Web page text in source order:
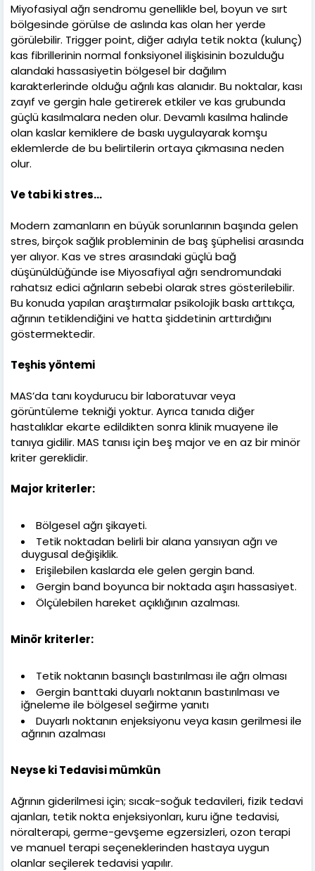
Miyofasiyal ağrı sendromu genellikle bel, boyun ve sırt
bölgesinde görülse de aslında kas olan her yerde
görülebilir. Trigger point, diğer adıyla tetik nokta (kulunç)
kas fibrillerinin normal fonksiyonel ilişkisinin bozulduğu
alandaki hassasiyetin bölgesel bir dağılım
karakterlerinde olduğu ağrılı kas alanıdır. Bu noktalar, kası
zayıf ve gergin hale getirerek etkiler ve kas grubunda
güçlü kasılmalara neden olur. Devamlı kasılma halinde
olan kaslar kemiklere de baskı uygulayarak komşu
eklemlerde de bu belirtilerin ortaya çıkmasına neden
olur.
Ve tabi ki stres…
Modern zamanların en büyük sorunlarının başında gelen
stres, birçok sağlık probleminin de baş şüphelisi arasında
yer alıyor. Kas ve stres arasındaki güçlü bağ
düşünüldüğünde ise Miyosafiyal ağrı sendromundaki
rahatsız edici ağrıların sebebi olarak stres gösterilebilir.
Bu konuda yapılan araştırmalar psikolojik baskı arttıkça,
ağrının tetiklendiğini ve hatta şiddetinin arttırdığını
göstermektedir.
Teşhis yöntemi
MAS’da tanı koydurucu bir laboratuvar veya
görüntüleme tekniği yoktur. Ayrıca tanıda diğer
hastalıklar ekarte edildikten sonra klinik muayene ile
tanıya gidilir. MAS tanısı için beş major ve en az bir minör
kriter gereklidir.
Major kriterler:
Bölgesel ağrı şikayeti.
Tetik noktadan belirli bir alana yansıyan ağrı ve
duygusal değişiklik.
Erişilebilen kaslarda ele gelen gergin band.
Gergin band boyunca bir noktada aşırı hassasiyet.
Ölçülebilen hareket açıklığının azalması.
Minör kriterler:
Tetik noktanın basınçlı bastırılması ile ağrı olması
Gergin banttaki duyarlı noktanın bastırılması ve
iğneleme ile bölgesel seğirme yanıtı
Duyarlı noktanın enjeksiyonu veya kasın gerilmesi ile
ağrının azalması
Neyse ki Tedavisi mümkün
Ağrının giderilmesi için; sıcak-soğuk tedavileri, fizik tedavi
ajanları, tetik nokta enjeksiyonları, kuru iğne tedavisi,
nöralterapi, germe-gevşeme egzersizleri, ozon terapi
ve manuel terapi seçeneklerinden hastaya uygun
olanlar seçilerek tedavisi yapılır.